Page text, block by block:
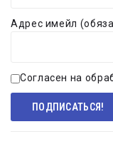
Адрес имейл
Согласен на